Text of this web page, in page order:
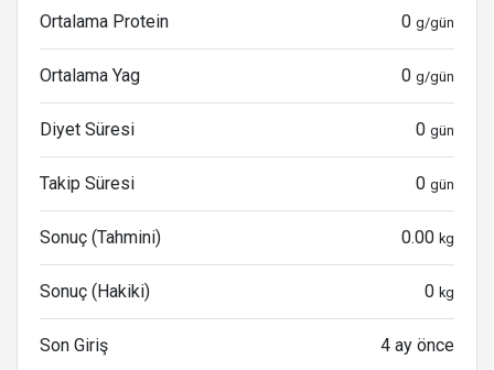
Ortalama Protein 0 g/gün
Ortalama Yag 0 g/gün
Diyet Süresi 0 gün
Takip Süresi 0 gün
Sonuç (Tahmini) 0.00 kg
Sonuç (Hakiki) 0 kg
Son Giriş 4 ay önce